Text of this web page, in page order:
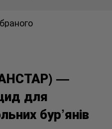
—
для
бур’янів